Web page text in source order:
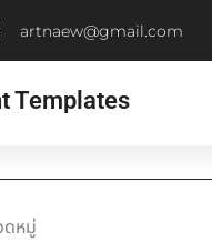
artnaew@gmail.com
Templates
ดหมู่